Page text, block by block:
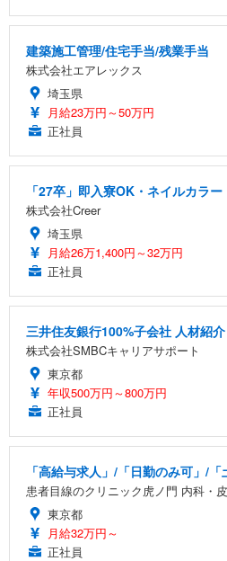
建築施工管理/住宅手当/残業手当
株式会社エアレックス
埼玉県
月給23万円～50万円
正社員
「27卒」即入寮OK・ネイルカラ
株式会社Creer
埼玉県
月給26万1,400円～32万円
正社員
三井住友銀行100%子会社 人材紹
株式会社SMBCキャリアサポート
東京都
年収500万円～800万円
正社員
「高給与求人」/「日勤のみ可」/
患者目線のクリニック虎ノ門 内科・
東京都
月給32万円～
正社員